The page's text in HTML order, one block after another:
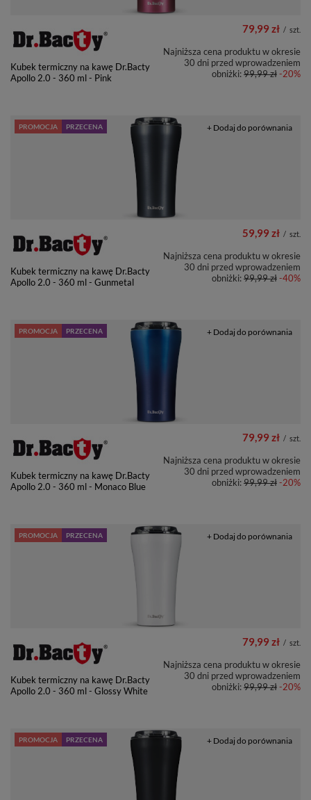
Kubek termiczny na kawę Dr.Bacty
Apollo 2.0 - 360 ml - Pink
79,99 zł / szt.
Najniższa cena produktu w okresie
30 dni przed wprowadzeniem
obniżki:99,99 zł-20%
PROMOCJA PRZECENA
Kubek termiczny na kawę Dr.Bacty
Apollo 2.0 - 360 ml - Gunmetal
59,99 zł / szt.
Najniższa cena produktu w okresie
30 dni przed wprowadzeniem
obniżki:99,99 zł-40%
+ Dodaj do porównania
PROMOCJA PRZECENA
Kubek termiczny na kawę Dr.Bacty
Apollo 2.0 - 360 ml - Monaco Blue
79,99 zł / szt.
Najniższa cena produktu w okresie
30 dni przed wprowadzeniem
obniżki:99,99 zł-20%
+ Dodaj do porównania
PROMOCJA PRZECENA
Kubek termiczny na kawę Dr.Bacty
Apollo 2.0 - 360 ml - Glossy White
79,99 zł / szt.
Najniższa cena produktu w okresie
30 dni przed wprowadzeniem
obniżki:99,99 zł-20%
+ Dodaj do porównania
PROMOCJA PRZECENA + Dodaj do porównania